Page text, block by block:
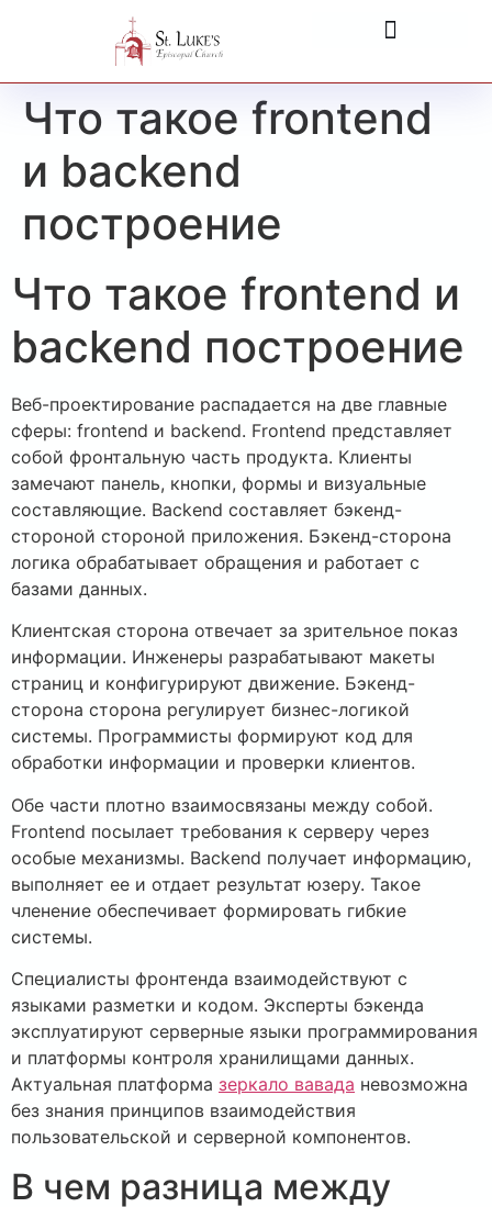
Что такое frontend
и backend
построение
Что такое frontend и
backend построение
Веб-проектирование распадается на две главные
сферы: frontend и backend. Frontend представляет
собой фронтальную часть продукта. Клиенты
замечают панель, кнопки, формы и визуальные
составляющие. Backend составляет бэкенд-
стороной стороной приложения. Бэкенд-сторона
логика обрабатывает обращения и работает с
базами данных.
Клиентская сторона отвечает за зрительное показ
информации. Инженеры разрабатывают макеты
страниц и конфигурируют движение. Бэкенд-
сторона сторона регулирует бизнес-логикой
системы. Программисты формируют код для
обработки информации и проверки клиентов.
Обе части плотно взаимосвязаны между собой.
Frontend посылает требования к серверу через
особые механизмы. Backend получает информацию,
выполняет ее и отдает результат юзеру. Такое
членение обеспечивает формировать гибкие
системы.
Специалисты фронтенда взаимодействуют с
языками разметки и кодом. Эксперты бэкенда
эксплуатируют серверные языки программирования
и платформы контроля хранилищами данных.
Актуальная платформа зеркало вавада невозможна
без знания принципов взаимодействия
пользовательской и серверной компонентов.
В чем разница между